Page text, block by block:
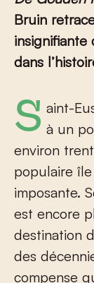
Bruin
insignifiante
dans
Saint-Eustache: sur la carte, l’île se réduit à un
environ
populaire
imposante.
est encore
destination
des
compense